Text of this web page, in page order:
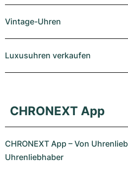
Vintage-Uhren
Luxusuhren verkaufen
CHRONEXT App
CHRONEXT App – Von
Uhrenliebhaber